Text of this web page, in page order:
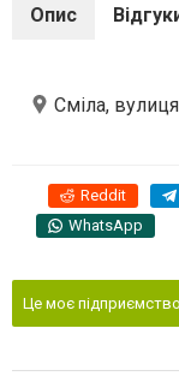
Опис
Сміла,
Reddit
WhatsApp
Це моє підприємство